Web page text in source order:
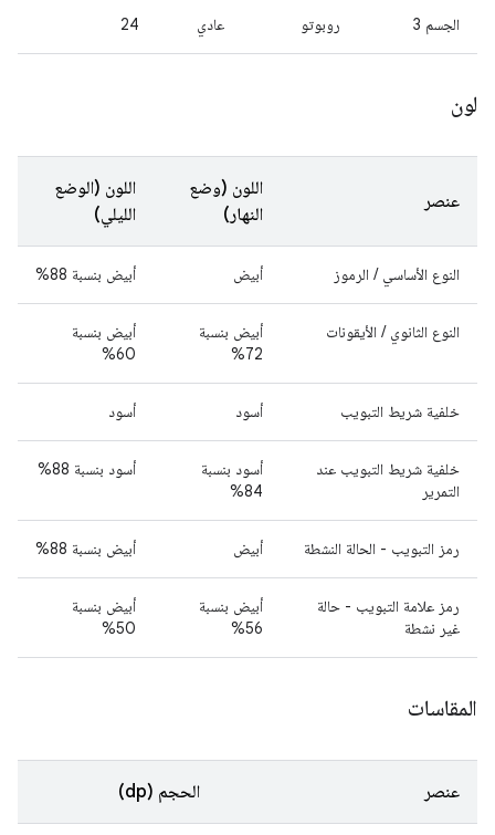
الجسم 3 روبوتو عادي 24
لون
عنصر
اللون (وضع
النهار)
اللون (الوضع
الليلي)
النوع الأساسي / الرموز أبيض أبيض بنسبة 88%
النوع الثانوي / الأيقونات
أبيض بنسبة
72%
أبيض بنسبة
60%
خلفية شريط التبويب أسود أسود
خلفية شريط التبويب عند
التمرير
أسود بنسبة
84%
أسود بنسبة 88%
رمز التبويب - الحالة النشطة أبيض أبيض بنسبة 88%
رمز علامة التبويب - حالة
غير نشطة
أبيض بنسبة
56%
أبيض بنسبة
50%
المقاسات
عنصر الحجم (dp)